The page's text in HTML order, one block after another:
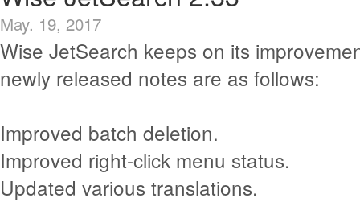
May. 19, 2017
Wise JetSearch keeps on its
newly released notes are as follows:
Improved batch deletion.
Improved right-click menu status.
Updated various translations.